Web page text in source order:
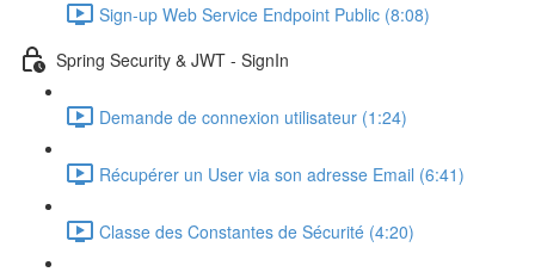
Sign-up Web Service Endpoint Public (8:08)
Spring Security & JWT - SignIn
Demande de connexion utilisateur (1:24)
Récupérer un User via son adresse Email (6:41)
Classe des Constantes de Sécurité (4:20)